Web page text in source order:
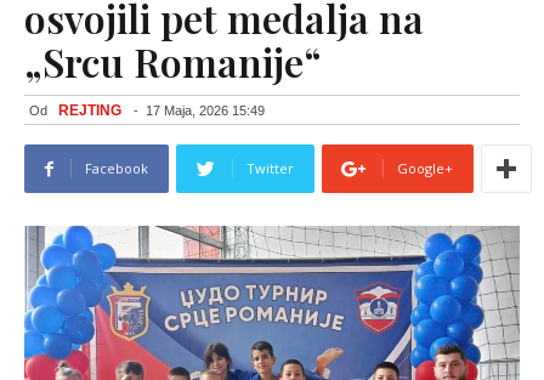
osvojili pet medalja na
„Srcu Romanije“
Od REJTING - 17 Maja, 2026 15:49
Facebook Twitter Google+